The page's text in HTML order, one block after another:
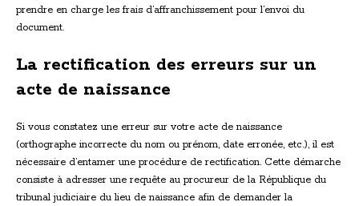
prendre en charge les frais d’affranchissement pour l’envoi du
document.
La rectification des erreurs sur un
acte de naissance
Si vous constatez une erreur sur votre acte de naissance
(orthographe incorrecte du nom ou prénom, date erronée, etc.), il est
nécessaire d’entamer une procédure de rectification. Cette démarche
consiste à adresser une requête au procureur de la République du
tribunal judiciaire du lieu de naissance afin de demander la